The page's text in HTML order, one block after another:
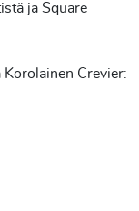
ja Square
Crevier: